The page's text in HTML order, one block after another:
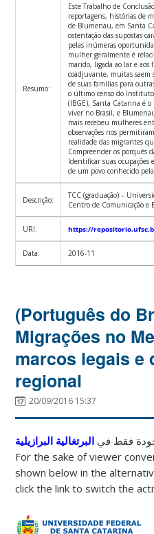
Resumo:
Este Trabalho de
reportagens, histórias de
de Blumenau, em Santa
ostentação das supostas
pelas inúmeras
mulher geralmente é
marido, ligada ao lar e aos
coadjuvante, muitas saem
de suas famílias para
o último censo do Instituto
(IBGE), Santa Catarina é o
viver no Brasil, e
mais recebeu mulheres
observações nos
realidade das migrantes
Compreender os porquês
Identificar suas ocupações
de um povo conhecido
Descrição:
TCC (graduação) –
Centro de Comunicação e
URI: https://
Data: 2016-11
(Português do
Migrações no
marcos legais e
regional
20/09/2016 15:37
فقط في البرتغالية البرازيلية
For the sake of viewer
shown below in the
click the link to switch the